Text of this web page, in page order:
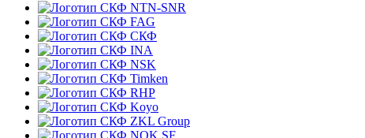
NTN-SNR
FAG
СКФ
INA
NSK
Timken
RHP
Koyo
ZKL Group